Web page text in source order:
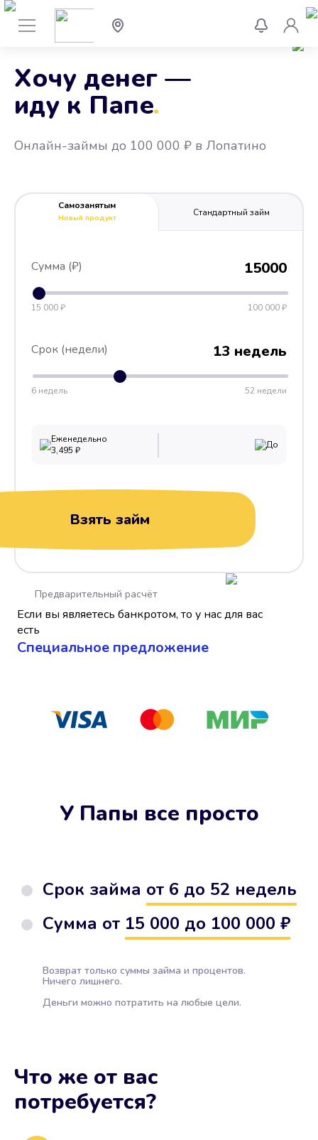
Хочу денег —
иду к Папе
.
Онлайн-займы до 100 000 ₽ в Лопатино
Самозанятым
Новый продукт
Стандартный займ
Сумма (₽) 15000
15 000 ₽ 100 000 ₽
Срок (недели) 13 недель
6 недель 52 недели
Еженедельно
3,495 ₽ До
Взять займ
Если вы являетесь банкротом, то у нас для вас
есть
Cпециальное предложение
Предварительный расчёт
У Папы все просто
Срок займа от 6 до 52 недель
Сумма от 15 000 до 100 000 ₽
Возврат только суммы займа и процентов.
Ничего лишнего.
Деньги можно потратить на любые цели.
Что же от вас
потребуется?